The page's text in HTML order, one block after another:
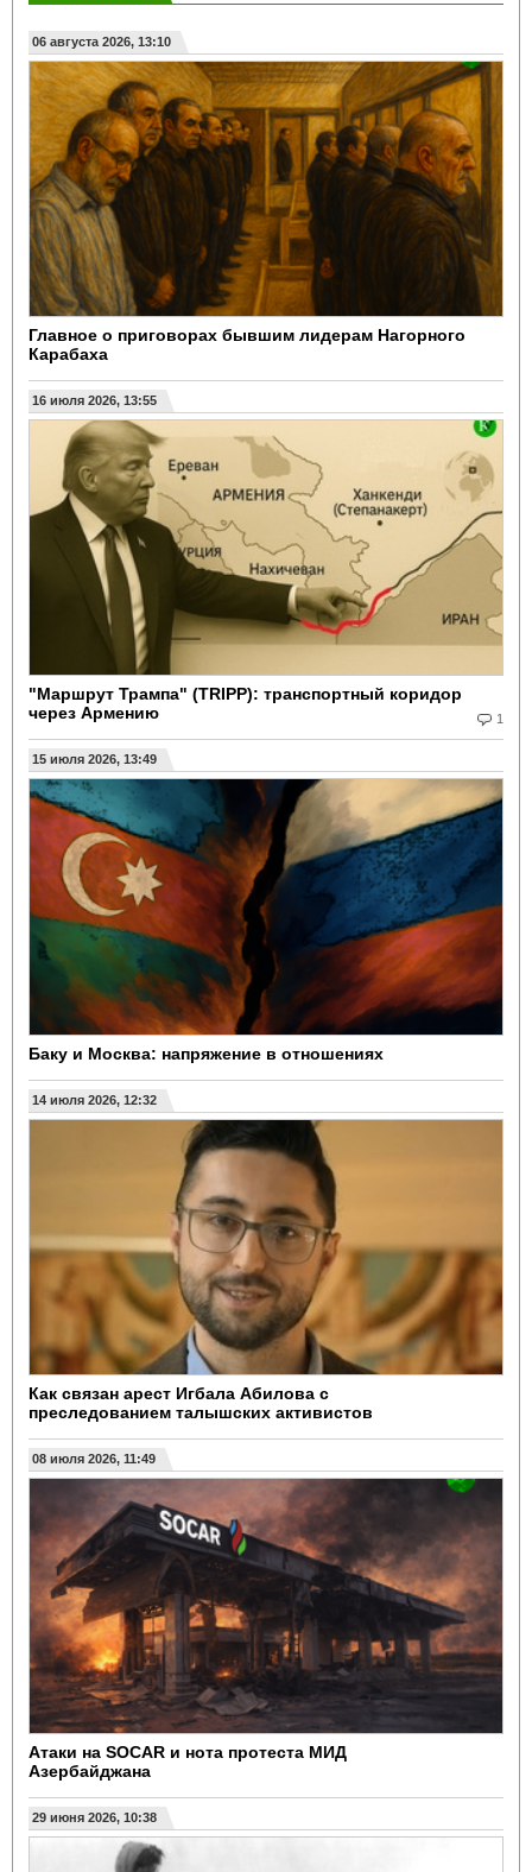
06 августа 2026, 13:10
Главное о приговорах бывшим лидерам Нагорного
Карабаха
16 июля 2026, 13:55
1
"Маршрут Трампа" (TRIPP): транспортный коридор
через Армению
15 июля 2026, 13:49
Баку и Москва: напряжение в отношениях
14 июля 2026, 12:32
Как связан арест Игбала Абилова с
преследованием талышских активистов
08 июля 2026, 11:49
Атаки на SOCAR и нота протеста МИД
Азербайджана
29 июня 2026, 10:38